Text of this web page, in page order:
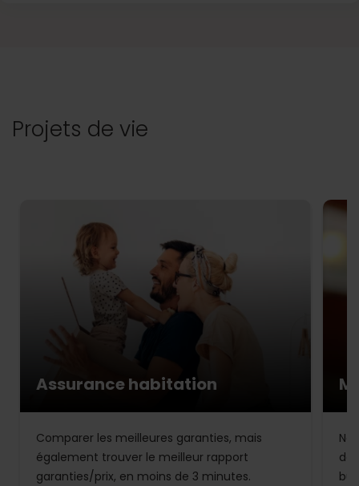
Projets de vie
Assurance habitation
Comparer les meilleures garanties, mais
également trouver le meilleur rapport
garanties/prix, en moins de 3 minutes.
de